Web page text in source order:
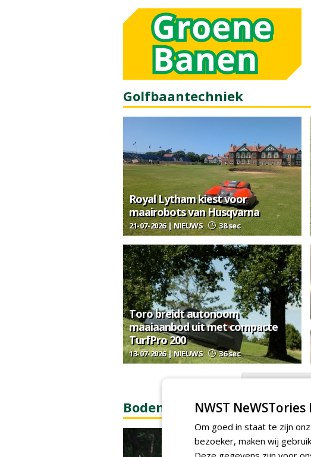
Golfbaantechniek
Royal Lytham kiest voor
maairobots van Husqvarna
21-07-2026 | NIEUWS 38 sec
Toro breidt autonoom
maaiaanbod uit met compacte
TurfPro 200
13-07-2026 | NIEUWS 36 sec
MEER
Bodem & bodembiologie
NWST NeWSTories
Om goed in staat te zijn
bezoeker, maken wij